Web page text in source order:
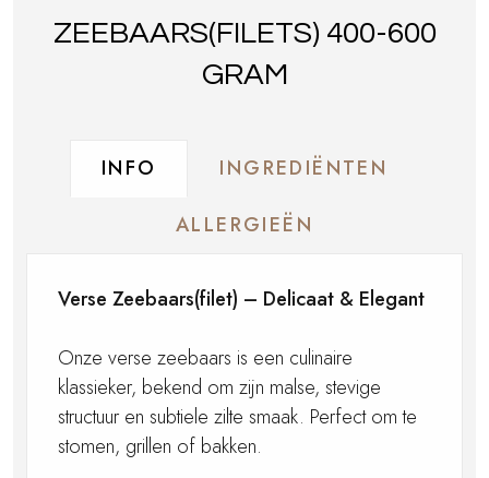
ZEEBAARS(FILETS) 400-600
GRAM
INFO
INGREDIËNTEN
ALLERGIEËN
Verse Zeebaars(filet) – Delicaat & Elegant
Onze verse zeebaars is een culinaire
klassieker, bekend om zijn malse, stevige
structuur en subtiele zilte smaak. Perfect om te
stomen, grillen of bakken.